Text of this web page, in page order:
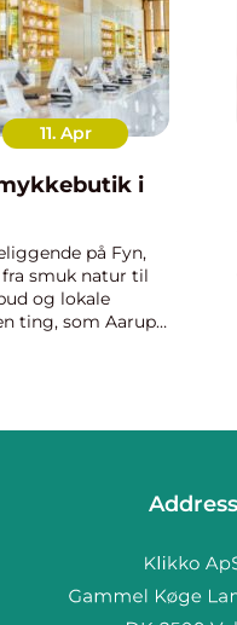
11. Apr
i
på Fyn,
smuk natur til
og lokale
ting, som Aarup
Address